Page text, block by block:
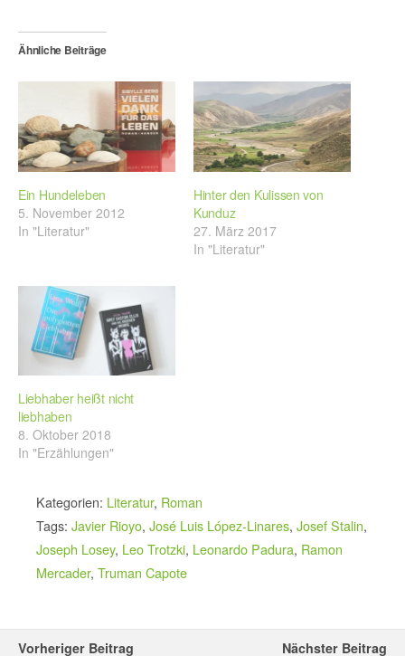
Ähnliche Beiträge
Ein Hundeleben
5. November 2012
In "Literatur"
Hinter den Kulissen von
Kunduz
27. März 2017
In "Literatur"
Liebhaber heißt nicht
liebhaben
8. Oktober 2018
In "Erzählungen"
Kategorien: Literatur, Roman
Tags: Javier Rioyo, José Luis López-Linares, Josef Stalin,
Joseph Losey, Leo Trotzki, Leonardo Padura, Ramon
Mercader, Truman Capote
Vorheriger Beitrag Nächster Beitrag